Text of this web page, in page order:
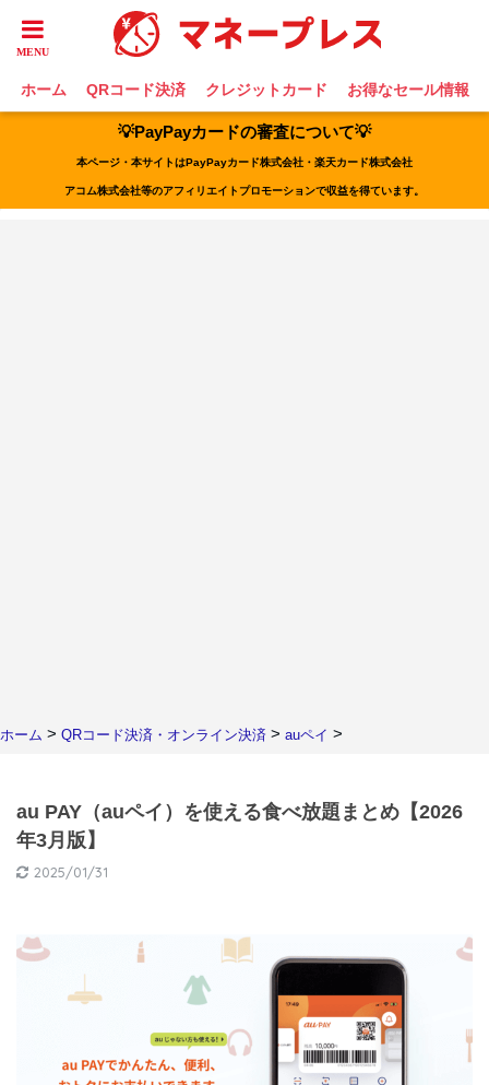
ホーム QRコード決済 クレジットカード お得なセール情報
💡PayPayカードの審査について💡
本ページ・本サイトはPayPayカード株式会社・楽天カード株式会社
アコム株式会社等のアフィリエイトプロモーションで収益を得ています。
ホーム > QRコード決済・オンライン決済 > auペイ >
au PAY（auペイ）を使える食べ放題まとめ【2026
年3月版】
2025/01/31